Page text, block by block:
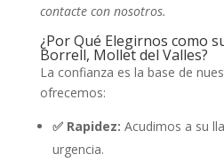
contacte con nosotros.
¿Por Qué Elegirnos como
Borrell, Mollet del Valles?
La confianza es la base de
ofrecemos:
✅ Rapidez: Acudimos a su
urgencia.